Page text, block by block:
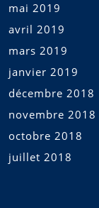
mai 2019
avril 2019
mars 2019
janvier 2019
décembre 2018
novembre 2018
octobre 2018
juillet 2018